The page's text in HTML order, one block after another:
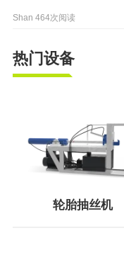
Shan 464次阅读
热门设备
轮胎抽丝机